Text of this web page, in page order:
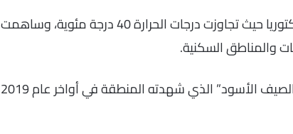
وأفادت التقارير بأن موجة حر شديدة ضربت ولاية فيكتوريا حيث تجاوزت درجات الحرارة 40 درجة مئوية، وساهمت
والمناطق السكنية.
الأسود” الذي شهدته المنطقة في أواخر عام 2019.